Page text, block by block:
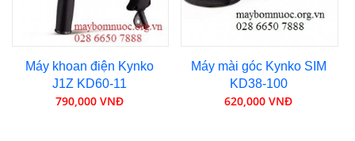
Máy khoan điện Kynko
J1Z KD60-11
790,000 VNĐ
Máy mài góc Kynko SIM
KD38-100
620,000 VNĐ